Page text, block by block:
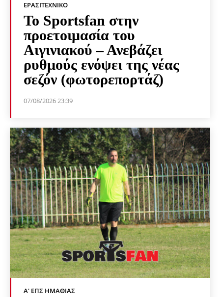
ΕΡΑΣΙΤΕΧΝΙΚΟ
Το Sportsfan στην
προετοιμασία του
Αιγινιακού – Ανεβάζει
ρυθμούς ενόψει της νέας
σεζόν (φωτορεπορτάζ)
07/08/2026 23:39
Α' ΕΠΣ ΗΜΑΘΊΑΣ